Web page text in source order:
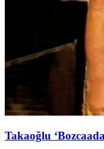
Takaoğlu